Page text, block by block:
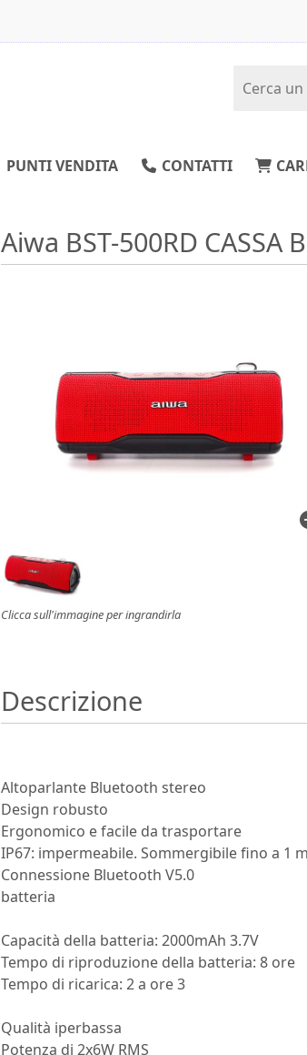
PUNTI VENDITA CONTATTI
Aiwa BST-500RD CASSA
Clicca sull'immagine per ingrandirla
Descrizione
Altoparlante Bluetooth stereo
Design robusto
Ergonomico e facile da trasportare
IP67: impermeabile. Sommergibile fino a 1
Connessione Bluetooth V5.0
batteria
Capacità della batteria: 2000mAh 3.7V
Tempo di riproduzione della batteria: 8 ore
Tempo di ricarica: 2 a ore 3
Qualità iperbassa
Potenza di 2x6W RMS